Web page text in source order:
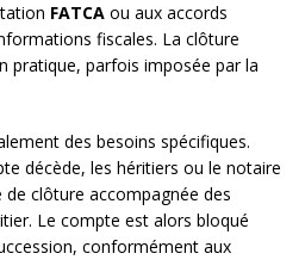
FATCA ou aux accords
fiscales. La clôture
pratique, parfois imposée par la
des besoins spécifiques.
décède, les héritiers ou le notaire
clôture accompagnée des
Le compte est alors bloqué
conformément aux